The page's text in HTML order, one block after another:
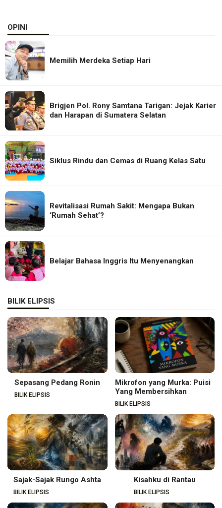
OPINI
Memilih Merdeka Setiap Hari
Brigjen Pol. Rony Samtana Tarigan: Jejak Karier
dan Harapan di Sumatera Selatan
Siklus Rindu dan Cemas di Ruang Kelas Satu
Revitalisasi Rumah Sakit: Mengapa Bukan
‘Rumah Sehat’?
Belajar Bahasa Inggris Itu Menyenangkan
BILIK ELIPSIS
Sepasang Pedang Ronin
BILIK ELIPSIS
Mikrofon yang Murka: Puisi
Yang Membersihkan
BILIK ELIPSIS
Sajak-Sajak Rungo Ashta
BILIK ELIPSIS
Kisahku di Rantau
BILIK ELIPSIS